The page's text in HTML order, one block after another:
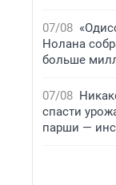
07/08
Нолана
больше
07/08
спасти
парши —